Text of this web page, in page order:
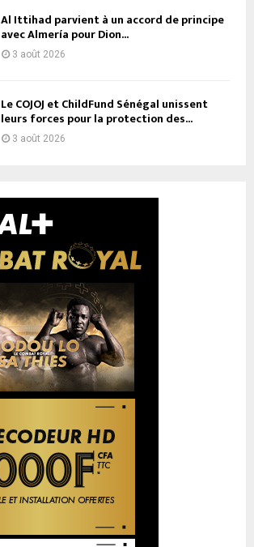
Al Ittihad parvient à un accord de principe
avec Almería pour Dion...
3 août 2026
Le COJOJ et ChildFund Sénégal unissent
leurs forces pour la protection des...
3 août 2026